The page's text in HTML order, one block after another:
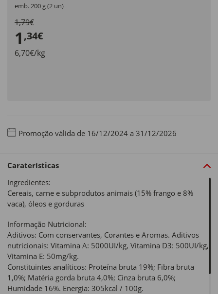
emb. 200 g (2 un)
1,79€
1 ,34€
6,70€/kg
Promoção válida de 16/12/2024 a 31/12/2026
Caraterísticas
Ingredientes:
Cereais, carne e subprodutos animais (15% frango e 8%
vaca), óleos e gorduras
Informação Nutricional:
Aditivos: Com conservantes, Corantes e Aromas. Aditivos
nutricionais: Vitamina A: 5000UI/kg, Vitamina D3: 500UI/kg,
Vitamina E: 50mg/kg.
Constituintes analíticos: Proteína bruta 19%; Fibra bruta
1,0%; Matéria gorda bruta 4,0%; Cinza bruta 6,0%;
Humidade 16%. Energia: 305kcal / 100g.